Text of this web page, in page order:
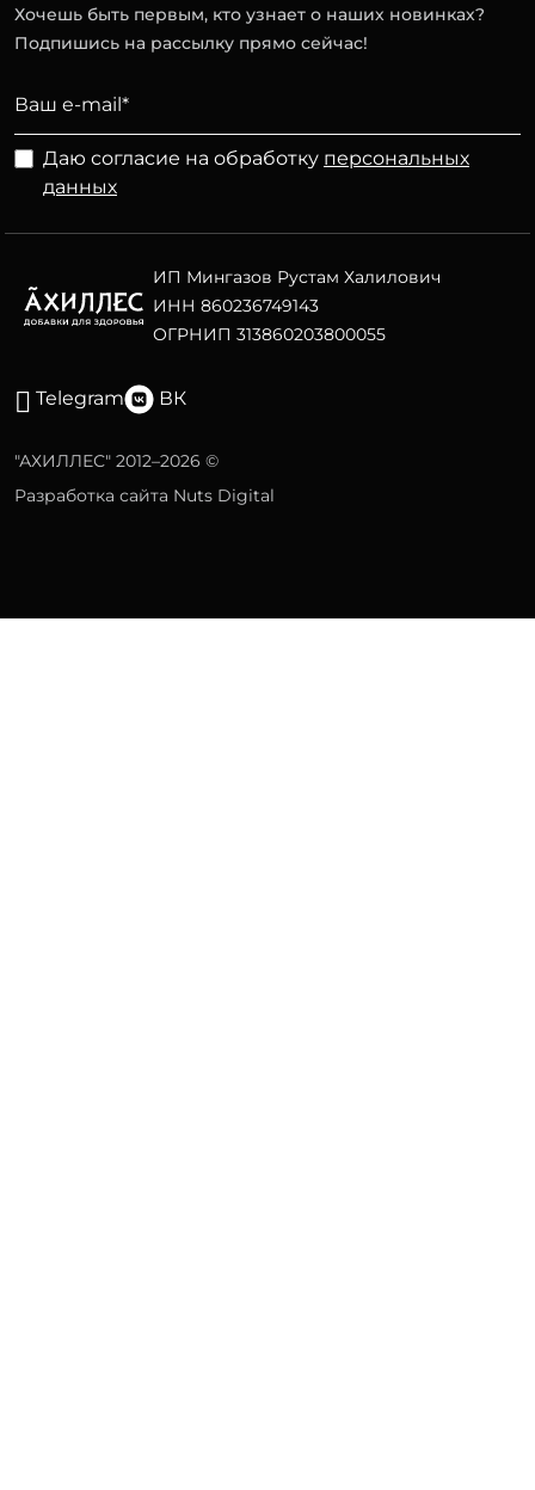
Хочешь быть первым, кто узнает о наших новинках?
Подпишись на рассылку прямо сейчас!
Даю согласие на обработку персональных
данных
ИП Мингазов Рустам Халилович
ИНН 860236749143
ОГРНИП 313860203800055
Telegram ВК
"АХИЛЛЕС" 2012–2026 ©
Разработка сайта Nuts Digital